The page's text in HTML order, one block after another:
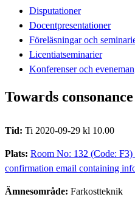
Disputationer
Docentpresentationer
Föreläsningar och
Licentiatseminarier
Konferenser och
Towards
Tid: Ti 2020-09-29 kl 10.00
Plats: Room No: 132 (Code:
confirmation email containing
Ämnesområde: Farkostteknik